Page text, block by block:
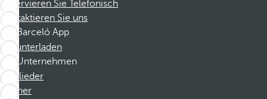
Reservieren Sie Telefonisch
Kontaktieren Sie uns
Barceló App
Herunterladen
Unternehmen
Mitglieder
Partner